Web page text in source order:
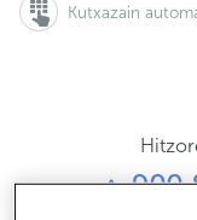
Kutxazain
900